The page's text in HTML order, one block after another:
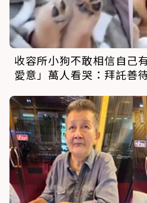
收容所小狗不敢相信自己
愛意」萬人看哭：拜託善